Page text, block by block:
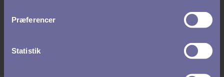
Præferencer
Statistik
mellem systemers funktioner og at kommunikere disse
til vores kunder. Hendes fornemmeste opgave er at
processer fra et nyt lys og hjælpe dem med at løse